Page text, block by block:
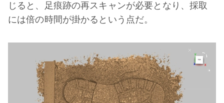
じると、足痕跡の再スキャンが必要となり、採取
には倍の時間が掛かるという点だ。